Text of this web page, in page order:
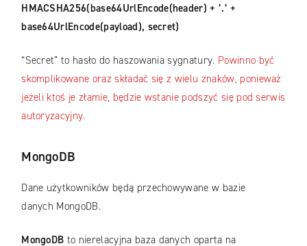
HMACSHA256(base64UrlEncode(header) + ’.’ +
base64UrlEncode(payload), secret)
“Secret” to hasło do haszowania sygnatury. Powinno być
skomplikowane oraz składać się z wielu znaków, ponieważ
jeżeli ktoś je złamie, będzie wstanie podszyć się pod serwis
autoryzacyjny.
MongoDB
Dane użytkowników będą przechowywane w bazie
danych MongoDB.
MongoDB to nierelacyjna baza danych oparta na